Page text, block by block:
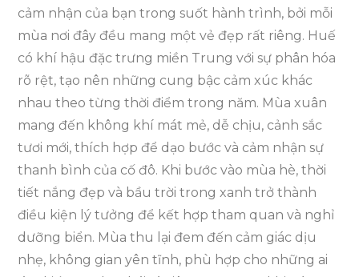
cảm nhận của bạn trong suốt hành trình, bởi mỗi
mùa nơi đây đều mang một vẻ đẹp rất riêng. Huế
có khí hậu đặc trưng miền Trung với sự phân hóa
rõ rệt, tạo nên những cung bậc cảm xúc khác
nhau theo từng thời điểm trong năm. Mùa xuân
mang đến không khí mát mẻ, dễ chịu, cảnh sắc
tươi mới, thích hợp để dạo bước và cảm nhận sự
thanh bình của cố đô. Khi bước vào mùa hè, thời
tiết nắng đẹp và bầu trời trong xanh trở thành
điều kiện lý tưởng để kết hợp tham quan và nghỉ
dưỡng biển. Mùa thu lại đem đến cảm giác dịu
nhẹ, không gian yên tĩnh, phù hợp cho những ai